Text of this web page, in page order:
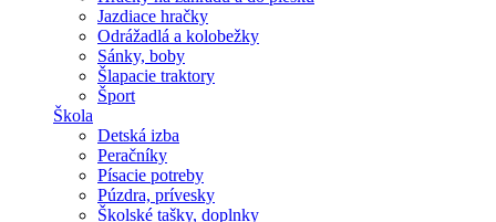
Jazdiace hračky
Odrážadlá a kolobežky
Sánky, boby
Šlapacie traktory
Šport
Škola
Detská izba
Peračníky
Písacie potreby
Púzdra, prívesky
Školské tašky, doplnky